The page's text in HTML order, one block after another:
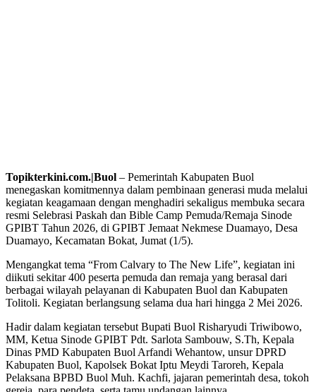
Topikterkini.com.|Buol – Pemerintah Kabupaten Buol
menegaskan komitmennya dalam pembinaan generasi muda melalui
kegiatan keagamaan dengan menghadiri sekaligus membuka secara
resmi Selebrasi Paskah dan Bible Camp Pemuda/Remaja Sinode
GPIBT Tahun 2026, di GPIBT Jemaat Nekmese Duamayo, Desa
Duamayo, Kecamatan Bokat, Jumat (1/5).
Mengangkat tema “From Calvary to The New Life”, kegiatan ini
diikuti sekitar 400 peserta pemuda dan remaja yang berasal dari
berbagai wilayah pelayanan di Kabupaten Buol dan Kabupaten
Tolitoli. Kegiatan berlangsung selama dua hari hingga 2 Mei 2026.
Hadir dalam kegiatan tersebut Bupati Buol Risharyudi Triwibowo,
MM, Ketua Sinode GPIBT Pdt. Sarlota Sambouw, S.Th, Kepala
Dinas PMD Kabupaten Buol Arfandi Wehantow, unsur DPRD
Kabupaten Buol, Kapolsek Bokat Iptu Meydi Taroreh, Kepala
Pelaksana BPBD Buol Muh. Kachfi, jajaran pemerintah desa, tokoh